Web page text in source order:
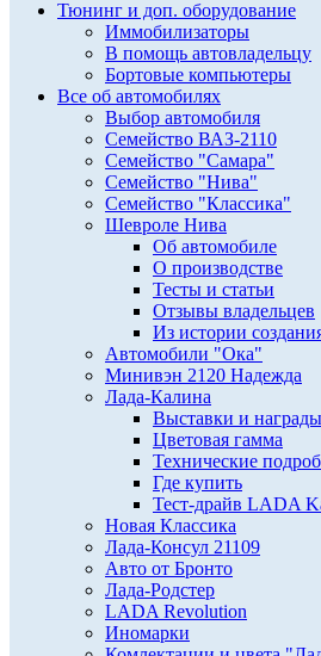
Тюнинг и доп. оборудование
Иммобилизаторы
В помощь автовладельцу
Бортовые компьютеры
Все об автомобилях
Выбор автомобиля
Семейство ВАЗ-2110
Семейство "Самара"
Семейство "Нива"
Семейство "Классика"
Шевроле Нива
Об автомобиле
О производстве
Тесты и статьи
Отзывы владельцев
Из истории
Автомобили "Ока"
Минивэн 2120 Надежда
Лада-Калина
Выставки и награды
Цветовая гамма
Технические
Где купить
Тест-драйв LADA
Новая Классика
Лада-Консул 21109
Авто от Бронто
Лада-Родстер
LADA Revolution
Иномарки